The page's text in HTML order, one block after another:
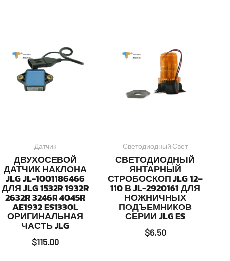
Датчик
ДВУХОСЕВОЙ
ДАТЧИК НАКЛОНА
JLG JL-1001186466
ДЛЯ JLG 1532R 1932R
2632R 3246R 4045R
AE1932 ES1330L
ОРИГИНАЛЬНАЯ
ЧАСТЬ JLG
$115.00
Светодиодный Свет
СВЕТОДИОДНЫЙ
ЯНТАРНЫЙ
СТРОБОСКОП JLG 12–
110 В JL-2920161 ДЛЯ
НОЖНИЧНЫХ
ПОДЪЕМНИКОВ
СЕРИИ JLG ES
$6.50